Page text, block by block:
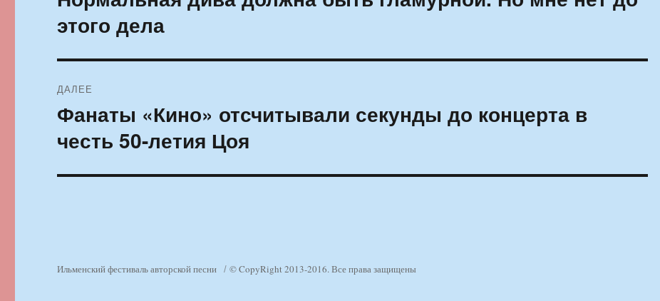
записям
запись:
этого дела
ДАЛЕЕ
Следующая
Фанаты «Кино» отсчитывали секунды до концерта в
честь 50-летия Цоя
Ильменский фестиваль авторской песни © CopyRight 2013-2016. Все права защищены